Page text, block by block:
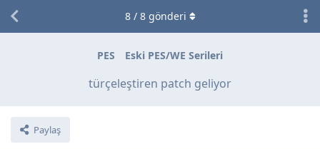
PES Eski PES/WE Serileri
türçeleştiren patch geliyor
Paylaş
8/ 8gönderi